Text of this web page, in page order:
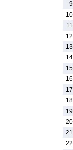
9
10
11
12
13
14
15
16
17
18
19
20
21
22